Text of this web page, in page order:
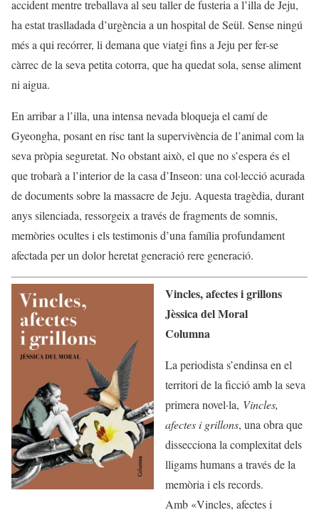
accident mentre treballava al seu taller de fusteria a l’illa de Jeju,
ha estat traslladada d’urgència a un hospital de Seül. Sense ningú
més a qui recórrer, li demana que viatgi fins a Jeju per fer-se
càrrec de la seva petita cotorra, que ha quedat sola, sense aliment
ni aigua.
En arribar a l’illa, una intensa nevada bloqueja el camí de
Gyeongha, posant en risc tant la supervivència de l’animal com la
seva pròpia seguretat. No obstant això, el que no s’espera és el
que trobarà a l’interior de la casa d’Inseon: una col·lecció acurada
de documents sobre la massacre de Jeju. Aquesta tragèdia, durant
anys silenciada, ressorgeix a través de fragments de somnis,
memòries ocultes i els testimonis d’una família profundament
afectada per un dolor heretat generació rere generació.
Vincles, afectes i grillons
Jèssica del Moral
Columna
La periodista s’endinsa en el
territori de la ficció amb la seva
primera novel·la, Vincles,
afectes i grillons, una obra que
dissecciona la complexitat dels
lligams humans a través de la
memòria i els records.
Amb «Vincles, afectes i